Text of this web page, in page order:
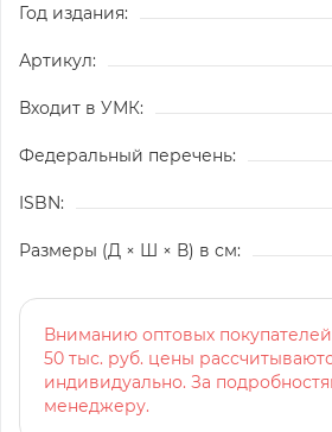
Год издания:
Артикул:
Входит в УМК:
Федеральный перечень:
ISBN:
Размеры (Д × Ш × В) в см:
Вниманию оптовых
50 тыс. руб. цены
индивидуально. За
менеджеру.